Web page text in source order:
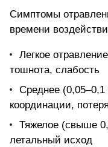
Симптомы
времени
Легкое
тошнота, слабость
Среднее
координации,
Тяжелое (свыше
летальный исход